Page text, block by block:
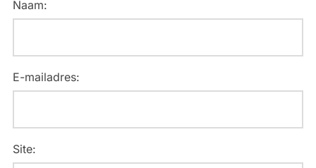
Naam:
E-mailadres:
Site: